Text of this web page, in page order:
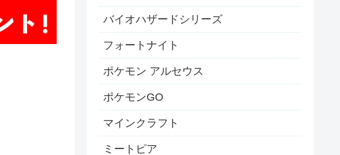
バイオハザードシリーズ
フォートナイト
ポケモン アルセウス
ポケモンGO
マインクラフト
ミートピア